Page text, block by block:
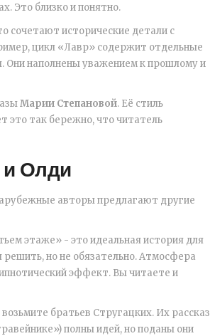
Это близко и понятно.
сочетают исторические детали с
цикл «Лавр» содержит отдельные
Они наполнены уважением к прошлому и
Марии Степановой. Её стиль
это так бережно, что читатель
Олди
авторы предлагают другие
этаже» - это идеальная история для
решить, но не обязательно. Атмосфера
эффект. Вы читаете и
братьев Стругацких. Их рассказ
полны идей, но поданы они